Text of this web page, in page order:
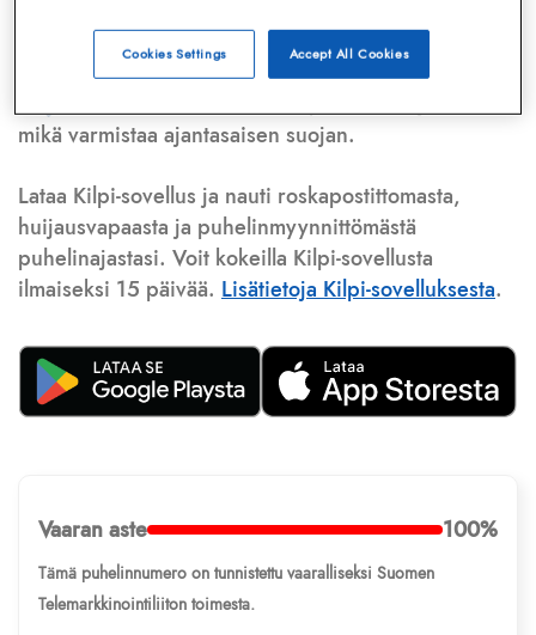
Lisäksi tunnistamme automaattisesti, jos kyseessä on
puhelinhuijarin numero, sähköpostiosoitetai
huijausviesti. Tietokantaamme päivitetään jatkuvasti,
mikä varmistaa ajantasaisen suojan.
Lataa Kilpi-sovellus ja nauti roskapostittomasta,
huijausvapaasta ja puhelinmyynnittömästä
puhelinajastasi. Voit kokeilla Kilpi-sovellusta
ilmaiseksi 15 päivää. Lisätietoja Kilpi-sovelluksesta.
Vaaran aste 100%
Tämä puhelinnumero on tunnistettu vaaralliseksi Suomen
Telemarkkinointiliiton toimesta.
Accept All Cookies
Cookies Settings